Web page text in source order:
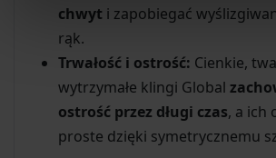
chwyt i zapobiegać
rąk.
Trwałość i ostrość: Cienkie,
wytrzymałe klingi Global
ostrość przez długi czas, a ich
proste dzięki symetrycznemu